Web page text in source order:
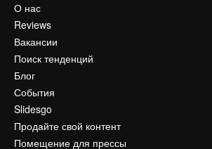
О нас
Reviews
Вакансии
Поиск тенденций
Блог
События
Slidesgo
Продайте свой контент
Помещение для прессы